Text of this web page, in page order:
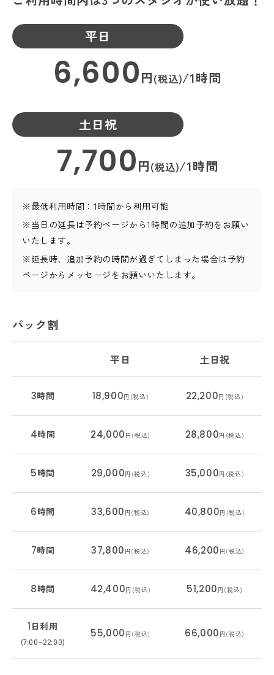
平日
6,600円(税込)/1時間
土日祝
7,700円(税込)/1時間
※最低利用時間：1時間から利用可能
※当日の延長は予約ページから1時間の追加予約をお願い
いたします。
※延長時、追加予約の時間が過ぎてしまった場合は予約
ページからメッセージをお願いいたします。
パック割
平日 土日祝
3時間 18,900円(税込) 22,200円(税込)
4時間 24,000 円(税込) 28,800円(税込)
5時間 29,000円(税込) 35,000円(税込)
6時間 33,600 円(税込) 40,800円(税込)
7時間 37,800 円(税込) 46,200 円(税込)
8時間 42,400円(税込) 51,200 円(税込)
1 日利用
(7:00~22:00)
55,000 円(税込) 66,000 円(税込)